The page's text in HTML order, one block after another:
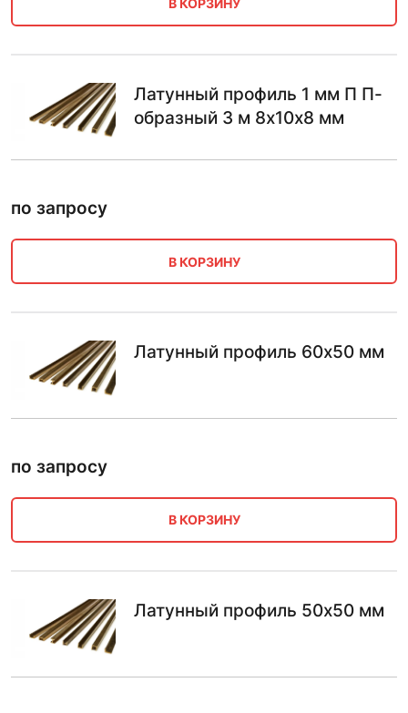
В КОРЗИНУ
Латунный профиль 1 мм П П-
образный 3 м 8х10х8 мм
по запросу
В КОРЗИНУ
Латунный профиль 60х50 мм
по запросу
В КОРЗИНУ
Латунный профиль 50х50 мм